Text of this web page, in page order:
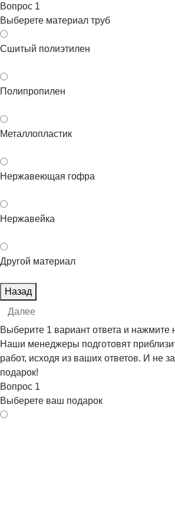
Вопрос 1
Выберете материал труб
Сшитый полиэтилен
Полипропилен
Металлопластик
Нержавеющая гофра
Нержавейка
Другой материал
Назад
Далее
Выберите 1 вариант ответа и нажмите
Наши менеджеры подготовят
работ, исходя из ваших ответов. И не
подарок!
Вопрос 1
Выберете ваш подарок